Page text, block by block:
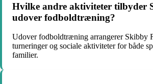
Hvilke andre aktiviteter tilbyder
udover fodboldtræning?
Udover fodboldtræning arrangerer Skibby
turneringer og sociale aktiviteter for både
familier.